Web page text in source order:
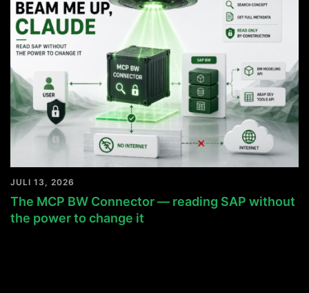
JULI 13, 2026
The MCP BW Connector — reading SAP without
the power to change it